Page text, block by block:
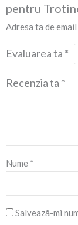
pentru
Adresa ta de
Evaluarea ta *
Recenzia ta *
Nume *
Salvează-mi